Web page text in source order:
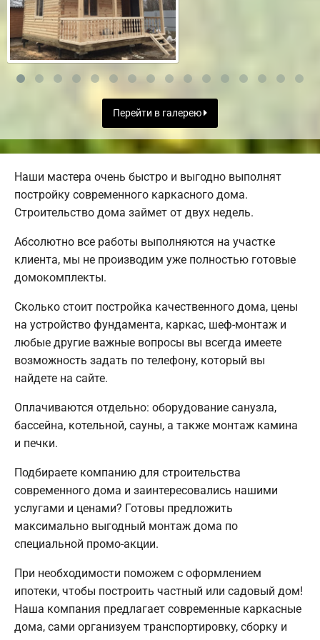
Перейти в галерею
Наши мастера очень быстро и выгодно выполнят
постройку современного каркасного дома.
Строительство дома займет от двух недель.
Абсолютно все работы выполняются на участке
клиента, мы не производим уже полностью готовые
домокомплекты.
Сколько стоит постройка качественного дома, цены
на устройство фундамента, каркас, шеф-монтаж и
любые другие важные вопросы вы всегда имеете
возможность задать по телефону, который вы
найдете на сайте.
Оплачиваются отдельно: оборудование санузла,
бассейна, котельной, сауны, а также монтаж камина
и печки.
Подбираете компанию для строительства
современного дома и заинтересовались нашими
услугами и ценами? Готовы предложить
максимально выгодный монтаж дома по
специальной промо-акции.
При необходимости поможем с оформлением
ипотеки, чтобы построить частный или садовый дом!
Наша компания предлагает современные каркасные
дома, сами организуем транспортировку, сборку и